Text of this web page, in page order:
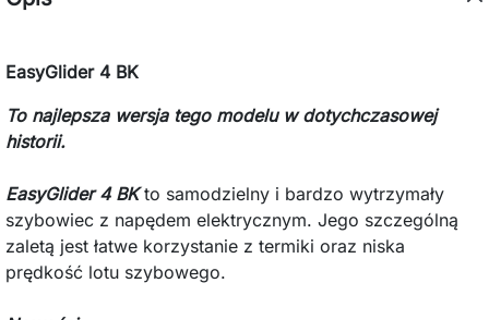
EasyGlider 4 BK
To najlepsza wersja tego modelu w dotychczasowej
historii.
EasyGlider 4 BKto samodzielny i bardzo wytrzymały
szybowiec z napędem elektrycznym. Jego szczególną
zaletą jest łatwe korzystanie z termiki oraz niska
prędkość lotu szybowego.